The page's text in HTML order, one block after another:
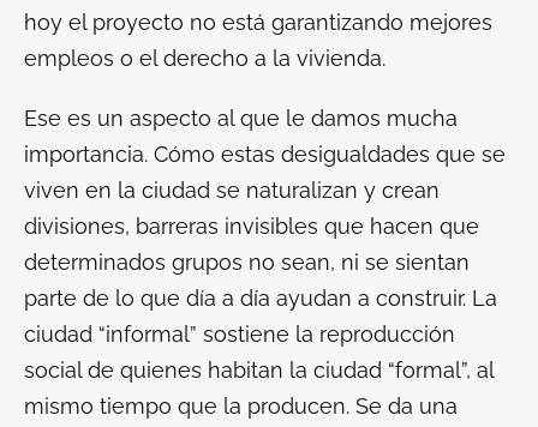
hoy el proyecto no está garantizando mejores
empleos o el derecho a la vivienda.
Ese es un aspecto al que le damos mucha
importancia. Cómo estas desigualdades que se
viven en la ciudad se naturalizan y crean
divisiones, barreras invisibles que hacen que
determinados grupos no sean, ni se sientan
parte de lo que día a día ayudan a construir. La
ciudad “informal” sostiene la reproducción
social de quienes habitan la ciudad “formal”, al
mismo tiempo que la producen. Se da una